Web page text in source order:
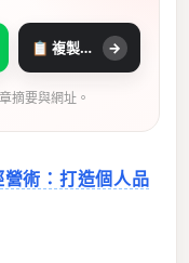
📋 複製摘要 →
摘要與網址。
術：打造個人品